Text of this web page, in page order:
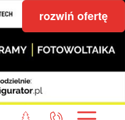
rozwiń ofertę